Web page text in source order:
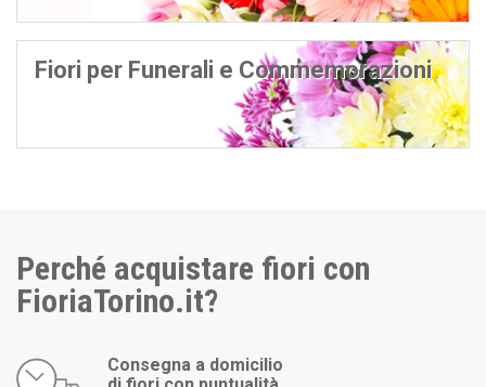
Fiori per Funerali e Commemorazioni
Perché acquistare fiori con
FioriaTorino.it?
Consegna a domicilio